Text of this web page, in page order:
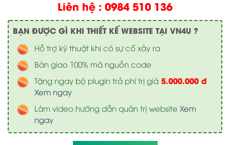
Liên hệ : 0984 510 136
BẠN ĐƯỢC GÌ KHI THIẾT KẾ WEBSITE TẠI VN4U ?
Hỗ trợ kỹ thuật khi có sự cố xảy ra
Bàn giao 100% mã nguồn code
Tặng ngay bộ plugin trả phí trị giá 5.000.000 đ
Xem ngay
Làm video hướng dẫn quản trị website Xem
ngay